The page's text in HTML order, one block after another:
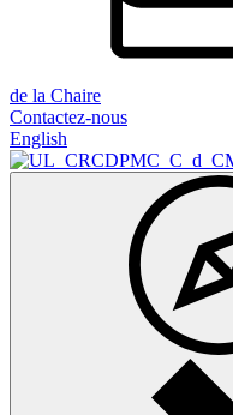
de la Chaire
Contactez-nous
English